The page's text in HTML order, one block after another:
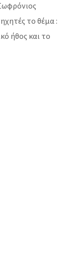
το θέμα :
ήθος και το